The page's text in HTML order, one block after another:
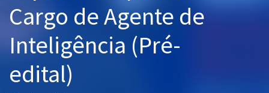
Questões grátis
Conteúdo gratuito
Aprovados
Cargo de Agente de
Inteligência (Pré-
edital)